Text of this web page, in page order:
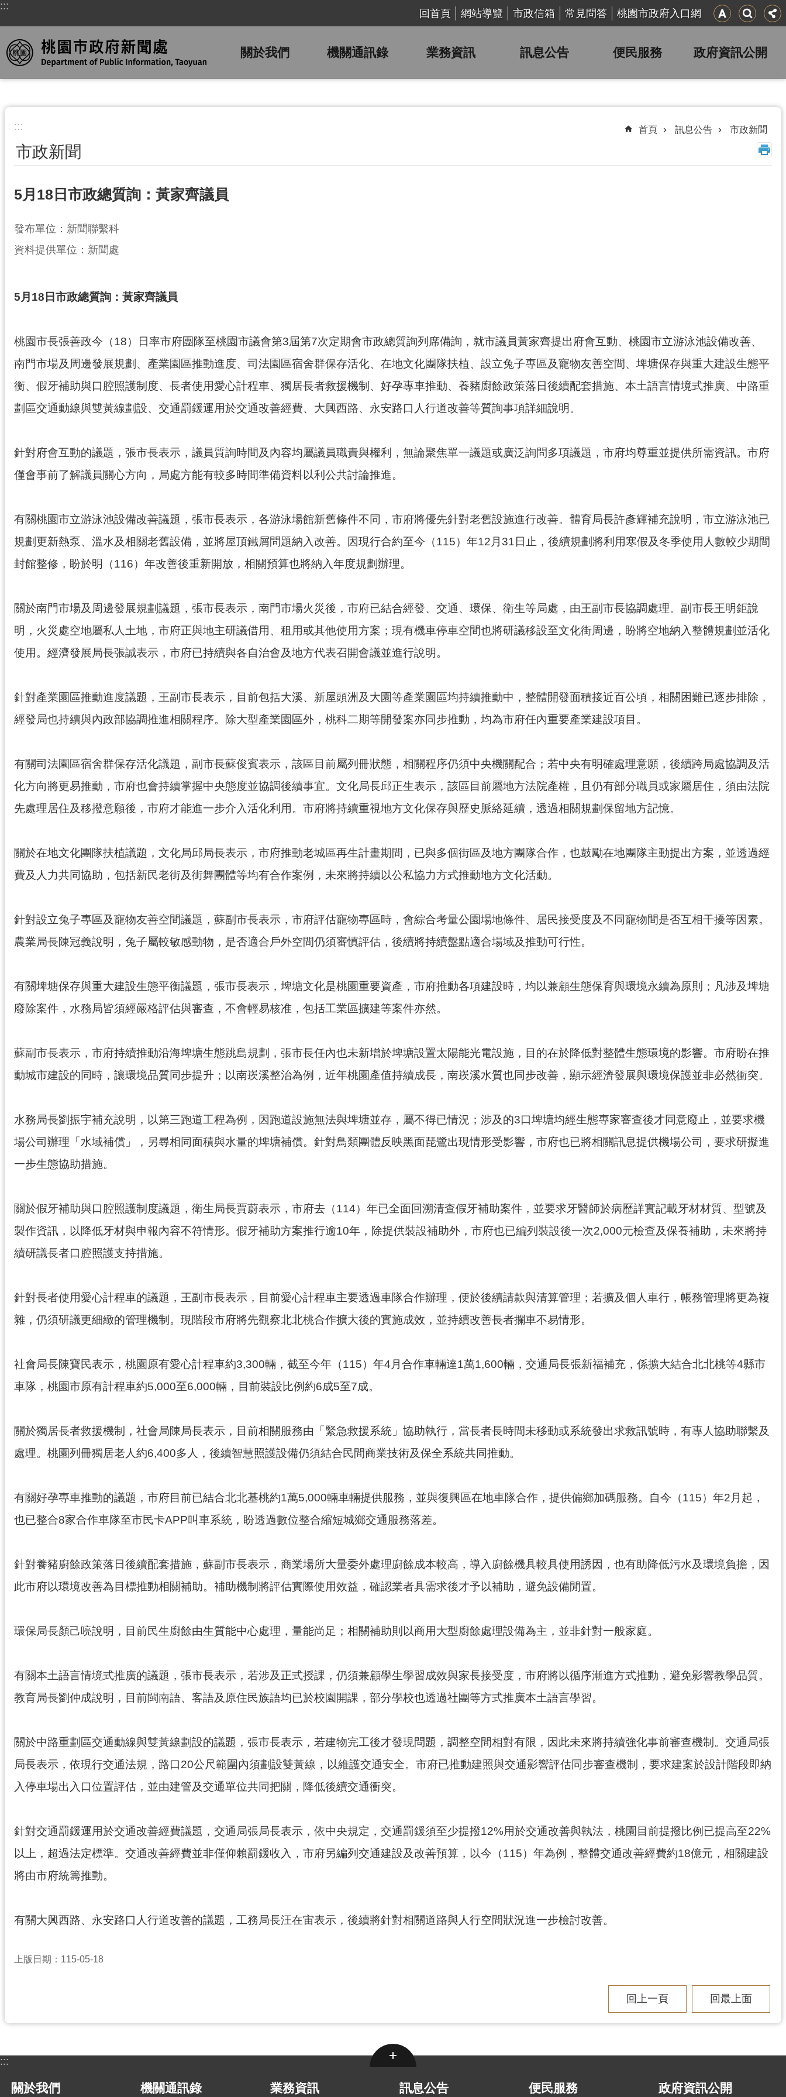
跳到主要內容區塊
:::
回首頁 網站導覽 市政信箱 常見問答 桃園市政府入口網
關於我們 機關通訊錄 業務資訊 訊息公告 便民服務 政府資訊公開
::: 首頁 訊息公告 市政新聞
市政新聞
5月18日市政總質詢：黃家齊議員
發布單位：新聞聯繫科
資料提供單位：新聞處
5月18日市政總質詢：黃家齊議員
桃園市長張善政今（18）日率市府團隊至桃園市議會第3屆第7次定期會市政總質詢列席備詢，就市議員黃家齊提出府會互動、桃園市立游泳池設備改善、
南門市場及周邊發展規劃、產業園區推動進度、司法園區宿舍群保存活化、在地文化團隊扶植、設立兔子專區及寵物友善空間、埤塘保存與重大建設生態平
衡、假牙補助與口腔照護制度、長者使用愛心計程車、獨居長者救援機制、好孕專車推動、養豬廚餘政策落日後續配套措施、本土語言情境式推廣、中路重
劃區交通動線與雙黃線劃設、交通罰鍰運用於交通改善經費、大興西路、永安路口人行道改善等質詢事項詳細說明。
針對府會互動的議題，張市長表示，議員質詢時間及內容均屬議員職責與權利，無論聚焦單一議題或廣泛詢問多項議題，市府均尊重並提供所需資訊。市府
僅會事前了解議員關心方向，局處方能有較多時間準備資料以利公共討論推進。
有關桃園市立游泳池設備改善議題，張市長表示，各游泳場館新舊條件不同，市府將優先針對老舊設施進行改善。體育局長許彥輝補充說明，市立游泳池已
規劃更新熱泵、溫水及相關老舊設備，並將屋頂鐵屑問題納入改善。因現行合約至今（115）年12月31日止，後續規劃將利用寒假及冬季使用人數較少期間
封館整修，盼於明（116）年改善後重新開放，相關預算也將納入年度規劃辦理。
關於南門市場及周邊發展規劃議題，張市長表示，南門市場火災後，市府已結合經發、交通、環保、衛生等局處，由王副市長協調處理。副市長王明鉅說
明，火災處空地屬私人土地，市府正與地主研議借用、租用或其他使用方案；現有機車停車空間也將研議移設至文化街周邊，盼將空地納入整體規劃並活化
使用。經濟發展局長張誠表示，市府已持續與各自治會及地方代表召開會議並進行說明。
針對產業園區推動進度議題，王副市長表示，目前包括大溪、新屋頭洲及大園等產業園區均持續推動中，整體開發面積接近百公頃，相關困難已逐步排除，
經發局也持續與內政部協調推進相關程序。除大型產業園區外，桃科二期等開發案亦同步推動，均為市府任內重要產業建設項目。
有關司法園區宿舍群保存活化議題，副市長蘇俊賓表示，該區目前屬列冊狀態，相關程序仍須中央機關配合；若中央有明確處理意願，後續跨局處協調及活
化方向將更易推動，市府也會持續掌握中央態度並協調後續事宜。文化局長邱正生表示，該區目前屬地方法院產權，且仍有部分職員或家屬居住，須由法院
先處理居住及移撥意願後，市府才能進一步介入活化利用。市府將持續重視地方文化保存與歷史脈絡延續，透過相關規劃保留地方記憶。
關於在地文化團隊扶植議題，文化局邱局長表示，市府推動老城區再生計畫期間，已與多個街區及地方團隊合作，也鼓勵在地團隊主動提出方案，並透過經
費及人力共同協助，包括新民老街及街舞團體等均有合作案例，未來將持續以公私協力方式推動地方文化活動。
針對設立兔子專區及寵物友善空間議題，蘇副市長表示，市府評估寵物專區時，會綜合考量公園場地條件、居民接受度及不同寵物間是否互相干擾等因素。
農業局長陳冠義說明，兔子屬較敏感動物，是否適合戶外空間仍須審慎評估，後續將持續盤點適合場域及推動可行性。
有關埤塘保存與重大建設生態平衡議題，張市長表示，埤塘文化是桃園重要資產，市府推動各項建設時，均以兼顧生態保育與環境永續為原則；凡涉及埤塘
廢除案件，水務局皆須經嚴格評估與審查，不會輕易核准，包括工業區擴建等案件亦然。
蘇副市長表示，市府持續推動沿海埤塘生態跳島規劃，張市長任內也未新增於埤塘設置太陽能光電設施，目的在於降低對整體生態環境的影響。市府盼在推
動城市建設的同時，讓環境品質同步提升；以南崁溪整治為例，近年桃園產值持續成長，南崁溪水質也同步改善，顯示經濟發展與環境保護並非必然衝突。
水務局長劉振宇補充說明，以第三跑道工程為例，因跑道設施無法與埤塘並存，屬不得已情況；涉及的3口埤塘均經生態專家審查後才同意廢止，並要求機
場公司辦理「水域補償」，另尋相同面積與水量的埤塘補償。針對鳥類團體反映黑面琵鷺出現情形受影響，市府也已將相關訊息提供機場公司，要求研擬進
一步生態協助措施。
關於假牙補助與口腔照護制度議題，衛生局長賈蔚表示，市府去（114）年已全面回溯清查假牙補助案件，並要求牙醫師於病歷詳實記載牙材材質、型號及
製作資訊，以降低牙材與申報內容不符情形。假牙補助方案推行逾10年，除提供裝設補助外，市府也已編列裝設後一次2,000元檢查及保養補助，未來將持
續研議長者口腔照護支持措施。
針對長者使用愛心計程車的議題，王副市長表示，目前愛心計程車主要透過車隊合作辦理，便於後續請款與清算管理；若擴及個人車行，帳務管理將更為複
雜，仍須研議更細緻的管理機制。現階段市府將先觀察北北桃合作擴大後的實施成效，並持續改善長者攔車不易情形。
社會局長陳寶民表示，桃園原有愛心計程車約3,300輛，截至今年（115）年4月合作車輛達1萬1,600輛，交通局長張新福補充，係擴大結合北北桃等4縣市
車隊，桃園市原有計程車約5,000至6,000輛，目前裝設比例約6成5至7成。
關於獨居長者救援機制，社會局陳局長表示，目前相關服務由「緊急救援系統」協助執行，當長者長時間未移動或系統發出求救訊號時，有專人協助聯繫及
處理。桃園列冊獨居老人約6,400多人，後續智慧照護設備仍須結合民間商業技術及保全系統共同推動。
有關好孕專車推動的議題，市府目前已結合北北基桃約1萬5,000輛車輛提供服務，並與復興區在地車隊合作，提供偏鄉加碼服務。自今（115）年2月起，
也已整合8家合作車隊至市民卡APP叫車系統，盼透過數位整合縮短城鄉交通服務落差。
針對養豬廚餘政策落日後續配套措施，蘇副市長表示，商業場所大量委外處理廚餘成本較高，導入廚餘機具較具使用誘因，也有助降低污水及環境負擔，因
此市府以環境改善為目標推動相關補助。補助機制將評估實際使用效益，確認業者具需求後才予以補助，避免設備閒置。
環保局長顏己喨說明，目前民生廚餘由生質能中心處理，量能尚足；相關補助則以商用大型廚餘處理設備為主，並非針對一般家庭。
有關本土語言情境式推廣的議題，張市長表示，若涉及正式授課，仍須兼顧學生學習成效與家長接受度，市府將以循序漸進方式推動，避免影響教學品質。
教育局長劉仲成說明，目前閩南語、客語及原住民族語均已於校園開課，部分學校也透過社團等方式推廣本土語言學習。
關於中路重劃區交通動線與雙黃線劃設的議題，張市長表示，若建物完工後才發現問題，調整空間相對有限，因此未來將持續強化事前審查機制。交通局張
局長表示，依現行交通法規，路口20公尺範圍內須劃設雙黃線，以維護交通安全。市府已推動建照與交通影響評估同步審查機制，要求建案於設計階段即納
入停車場出入口位置評估，並由建管及交通單位共同把關，降低後續交通衝突。
針對交通罰鍰運用於交通改善經費議題，交通局張局長表示，依中央規定，交通罰鍰須至少提撥12%用於交通改善與執法，桃園目前提撥比例已提高至22%
以上，超過法定標準。交通改善經費並非僅仰賴罰鍰收入，市府另編列交通建設及改善預算，以今（115）年為例，整體交通改善經費約18億元，相關建設
將由市府統籌推動。
有關大興西路、永安路口人行道改善的議題，工務局長汪在宙表示，後續將針對相關道路與人行空間狀況進一步檢討改善。
上版日期：115-05-18
回上一頁 回最上面
:::
關於我們 機關通訊錄 業務資訊 訊息公告 便民服務 政府資訊公開